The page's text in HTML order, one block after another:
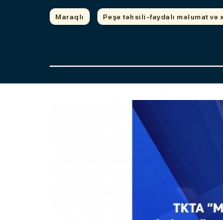
Maraqlı Peşə təhsili-faydalı məlumat və